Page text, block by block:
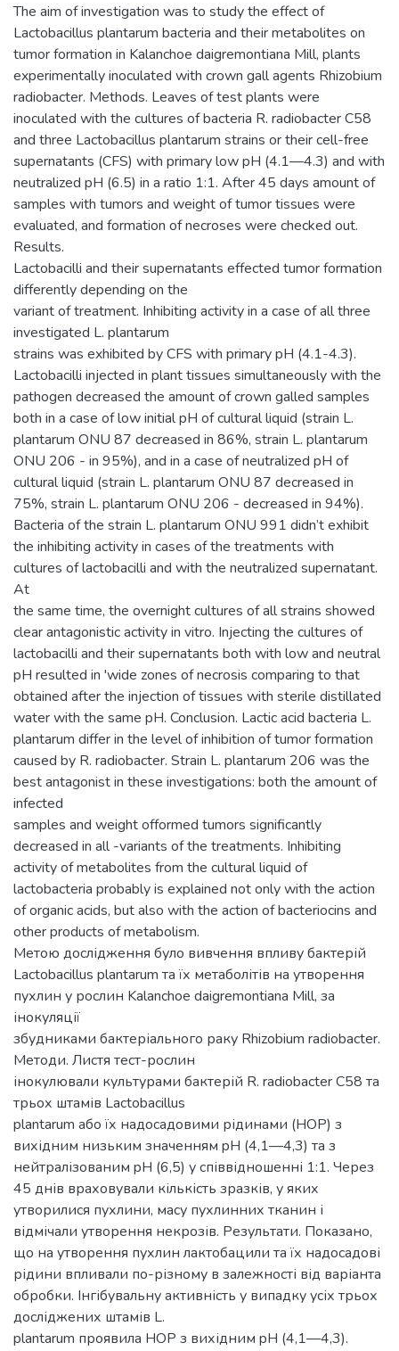
The aim of investigation was to study the effect of
Lactobacillus plantarum bacteria and their metabolites on
tumor formation in Kalanchoe daigremontiana Mill, plants
experimentally inoculated with crown gall agents Rhizobium
radiobacter. Methods. Leaves of test plants were
inoculated with the cultures of bacteria R. radiobacter C58
and three Lactobacillus plantarum strains or their cell-free
supernatants (CFS) with primary low pH (4.1—4.3) and with
neutralized pH (6.5) in a ratio 1:1. After 45 days amount of
samples with tumors and weight of tumor tissues were
evaluated, and formation of necroses were checked out.
Results.
Lactobacilli and their supernatants effected tumor formation
differently depending on the
variant of treatment. Inhibiting activity in a case of all three
investigated L. plantarum
strains was exhibited by CFS with primary pH (4.1-4.3).
Lactobacilli injected in plant tissues simultaneously with the
pathogen decreased the amount of crown galled samples
both in a case of low initial pH of cultural liquid (strain L.
plantarum ONU 87 decreased in 86%, strain L. plantarum
ONU 206 - in 95%), and in a case of neutralized pH of
cultural liquid (strain L. plantarum ONU 87 decreased in
75%, strain L. plantarum ONU 206 - decreased in 94%).
Bacteria of the strain L. plantarum ONU 991 didn’t exhibit
the inhibiting activity in cases of the treatments with
cultures of lactobacilli and with the neutralized supernatant.
At
the same time, the overnight cultures of all strains showed
clear antagonistic activity in vitro. Injecting the cultures of
lactobacilli and their supernatants both with low and neutral
pH resulted in 'wide zones of necrosis comparing to that
obtained after the injection of tissues with sterile distillated
water with the same pH. Conclusion. Lactic acid bacteria L.
plantarum differ in the level of inhibition of tumor formation
caused by R. radiobacter. Strain L. plantarum 206 was the
best antagonist in these investigations: both the amount of
infected
samples and weight offormed tumors significantly
decreased in all -variants of the treatments. Inhibiting
activity of metabolites from the cultural liquid of
lactobacteria probably is explained not only with the action
of organic acids, but also with the action of bacteriocins and
other products of metabolism.
Метою дослідження було вивчення впливу бактерій
Lactobacillus plantarum та їх метаболітів на утворення
пухлин у рослин Kalanchoe daigremontiana Mill, за
інокуляції
збудниками бактеріального раку Rhizobium radiobacter.
Методи. Листя тест-рослин
інокулювали культурами бактерій R. radiobacter С58 та
трьох штамів Lactobacillus
plantarum або їх надосадовими рідинами (HOP) з
вихідним низьким значенням pH (4,1—4,3) та з
нейтралізованим pH (6,5) у співвідношенні 1:1. Через
45 днів враховували кількість зразків, у яких
утворилися пухлини, масу пухлинних тканин і
відмічали утворення некрозів. Результати. Показано,
що на утворення пухлин лактобацили та їх надосадові
рідини впливали по-різному в залежності від варіанта
обробки. Інгібувальну активність у випадку усіх трьох
досліджених штамів L.
plantarum проявила HOP з вихідним pH (4,1—4,3).